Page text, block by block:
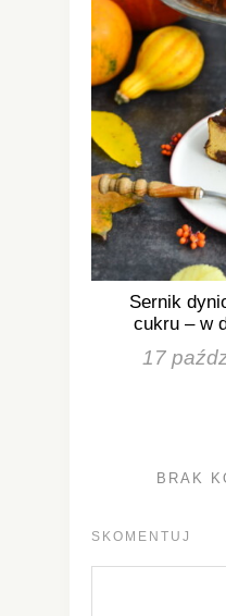
Sernik
cukru – w
17
BRAK
SKOMENTUJ